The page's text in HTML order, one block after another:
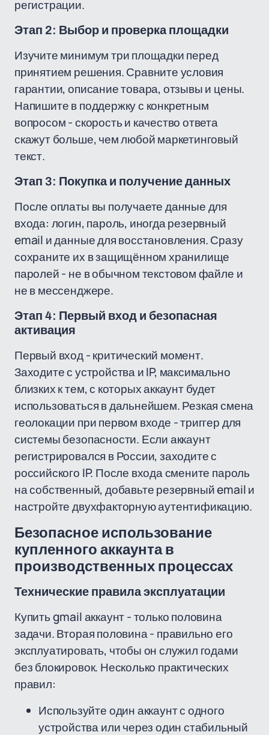
регистрации.
Этап 2: Выбор и проверка площадки
Изучите минимум три площадки перед
принятием решения. Сравните условия
гарантии, описание товара, отзывы и цены.
Напишите в поддержку с конкретным
вопросом - скорость и качество ответа
скажут больше, чем любой маркетинговый
текст.
Этап 3: Покупка и получение данных
После оплаты вы получаете данные для
входа: логин, пароль, иногда резервный
email и данные для восстановления. Сразу
сохраните их в защищённом хранилище
паролей - не в обычном текстовом файле и
не в мессенджере.
Этап 4: Первый вход и безопасная
активация
Первый вход - критический момент.
Заходите с устройства и IP, максимально
близких к тем, с которых аккаунт будет
использоваться в дальнейшем. Резкая смена
геолокации при первом входе - триггер для
системы безопасности. Если аккаунт
регистрировался в России, заходите с
российского IP. После входа смените пароль
на собственный, добавьте резервный email и
настройте двухфакторную аутентификацию.
Безопасное использование
купленного аккаунта в
производственных процессах
Технические правила эксплуатации
Купить gmail аккаунт - только половина
задачи. Вторая половина - правильно его
эксплуатировать, чтобы он служил годами
без блокировок. Несколько практических
правил:
Используйте один аккаунт с одного
устройства или через один стабильный